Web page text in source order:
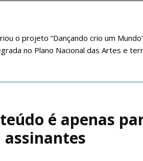
o projeto “Dançando crio um
no Plano Nacional das Artes e
é apenas
assinantes